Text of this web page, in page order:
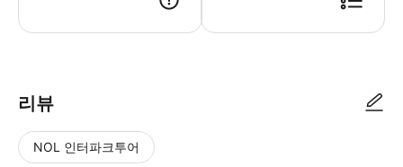
리뷰
NOL 인터파크투어